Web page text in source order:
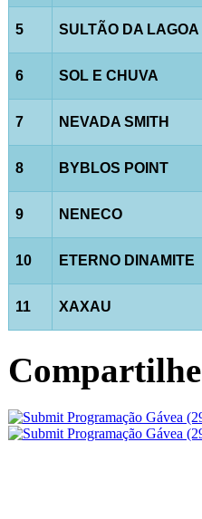
5 SULTÃO DA LAGOA
6 SOL E CHUVA
7 NEVADA SMITH
8 BYBLOS POINT
9 NENECO
10 ETERNO DINAMITE
11 XAXAU
Compartilhe